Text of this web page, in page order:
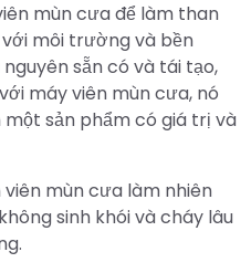
mùn cưa để làm than
môi trường và bền
sẵn có và tái tạo,
máy viên mùn cưa, nó
sản phẩm có giá trị và
viên mùn cưa làm nhiên
sinh khói và cháy lâu